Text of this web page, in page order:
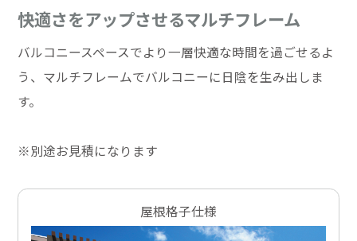
快適さをアップさせるマルチフレーム
バルコニースペースでより一層快適な時間を過ごせるよ
う、マルチフレームでバルコニーに日陰を生み出しま
す。
※別途お見積になります
屋根格子仕様